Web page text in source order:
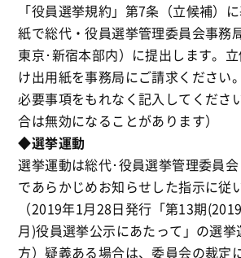
「役員選挙規約」第7条（立候補）
紙で総代・役員選挙管理委員会事務
東京･新宿本部内）に提出します。
け出用紙を事務局にご請求ください
必要事項をもれなく記入してくださ
合は無効になることがあります）
◆選挙運動
選挙運動は総代･役員選挙管理委員会
であらかじめお知らせした指示に従
（2019年1月28日発行「第13期
月)役員選挙公示にあたって」の選
方）疑義ある場合は、委員会の裁定